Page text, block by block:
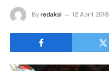
By redaksi 12 April 2018